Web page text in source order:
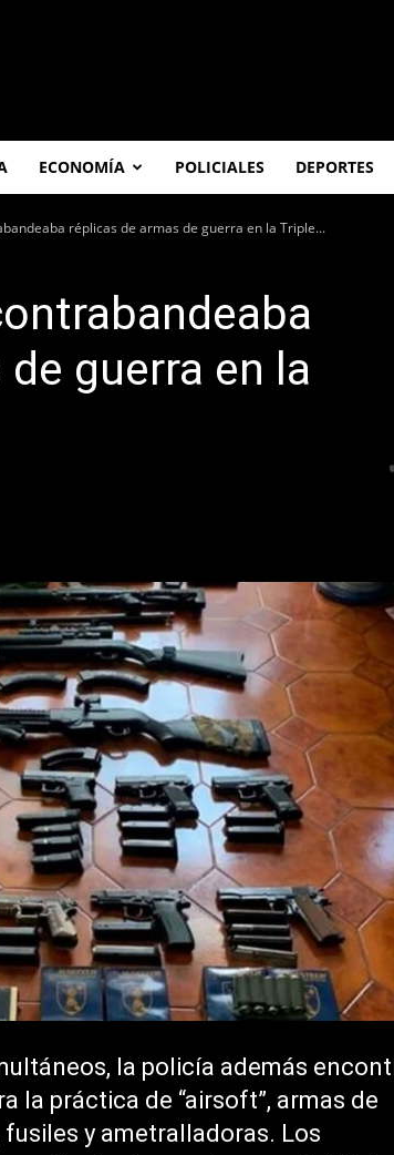
ECONOMÍA POLICIALES DEPORTES
réplicas de armas de guerra en la Triple...
guerra en la
la policía además
la práctica de “airsoft”, armas de
y ametralladoras. Los